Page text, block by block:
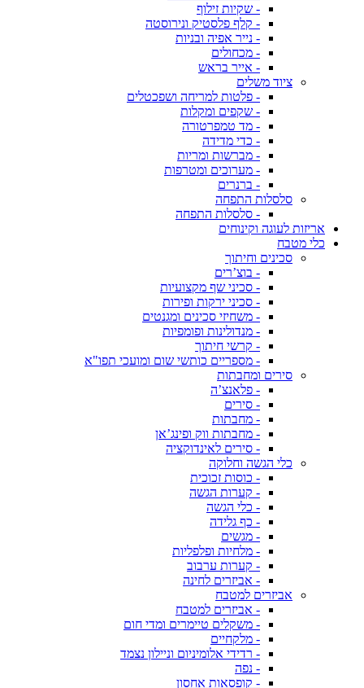
- שקיות זילוף
- קלף פלסטיק ונירוסטה
- נייר אפיה ובניות
- מכחולים
- אייר בראש
ציוד משלים
- פלטות למריחה ושפכטלים
- שקפים ומקלות
- מד טמפרטורה
- כדי מדידה
- מברשות ומריות
- מערוכים ומטרפות
- ברנרים
סלסלות התפחה
- סלסלות התפחה
אריזות לעוגה וקינוחים
כלי מטבח
סכינים וחיתוך
- בוצ’רים
- סכיני שף מקצועיות
- סכיני ירקות ופירות
- משחיזי סכינים ומגנטים
- מנדולינות ופומפיות
- קרשי חיתוך
- מספריים כותשי שום ומועכי תפו"א
סירים ומחבתות
- פלאנצ’ה
- סירים
- מחבתות
- מחבתות ווק ופינג’אן
- סירים לאינדוקציה
כלי הגשה וחלוקה
- כוסות זכוכית
- קערות הגשה
- כלי הגשה
- כף גלידה
- מגשים
- מלחיות ופלפליות
- קערות ערבוב
- אביזרים לחינה
אביזרים למטבח
- אביזרים למטבח
- משקלים טיימרים ומדי חום
- מלקחיים
- רדידי אלומיניום וניילון נצמד
- נפה
- קופסאות אחסון